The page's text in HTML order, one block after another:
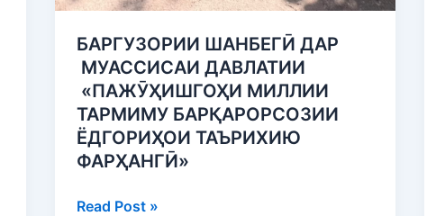
БАРГУЗОРИИ ШАНБЕГӢ ДАР
МУАССИСАИ ДАВЛАТИИ
«ПАЖӮҲИШГОҲИ МИЛЛИИ
ТАРМИМУ БАРҚАРОРСОЗИИ
ЁДГОРИҲОИ ТАЪРИХИЮ
ФАРҲАНГӢ»
Read Post »